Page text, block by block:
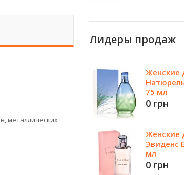
металлических
Лидеры продаж
Женские
75 мл
0 грн
Женские
Эвиденс
мл
0 грн